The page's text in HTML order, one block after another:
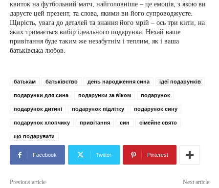
квиток на футбольний матч, найголовніше – це емоція, з якою ви
даруєте цей презент, та слова, якими ви його супроводжуєте.
Щирість, увага до деталей та знання його мрій – ось три кити, на
яких тримається вибір ідеального подарунка. Нехай ваше
привітання буде таким же незабутнім і теплим, як і ваша
батьківська любов.
батькам батьківство день народження сина ідеї подарунків
подарунки для сина подарунки за віком подарунок
подарунок дитині подарунок підлітку подарунок сину
подарунок хлопчику привітання син сімейне свято
що подарувати
Facebook Twitter Pinterest
Previous article Next article